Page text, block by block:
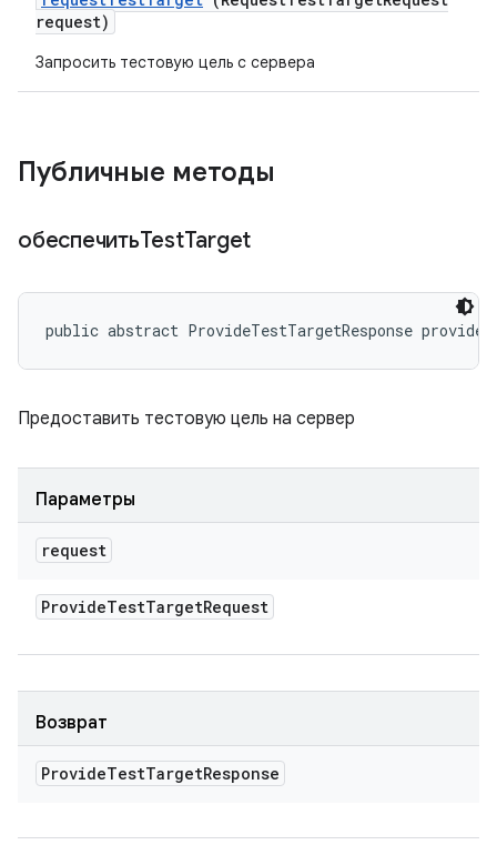
request)
Запросить тестовую цель с сервера
Публичные методы
обеспечитьTestTarget
public abstract ProvideTestTargetResponse
Предоставить тестовую цель на сервер
Параметры
request
ProvideTestTargetRequest
Возврат
ProvideTestTargetResponse